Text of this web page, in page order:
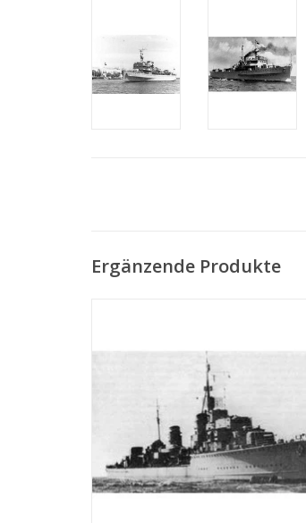
Ergänzende Produkte
ZUM WARENKORB HINZUFÜGEN